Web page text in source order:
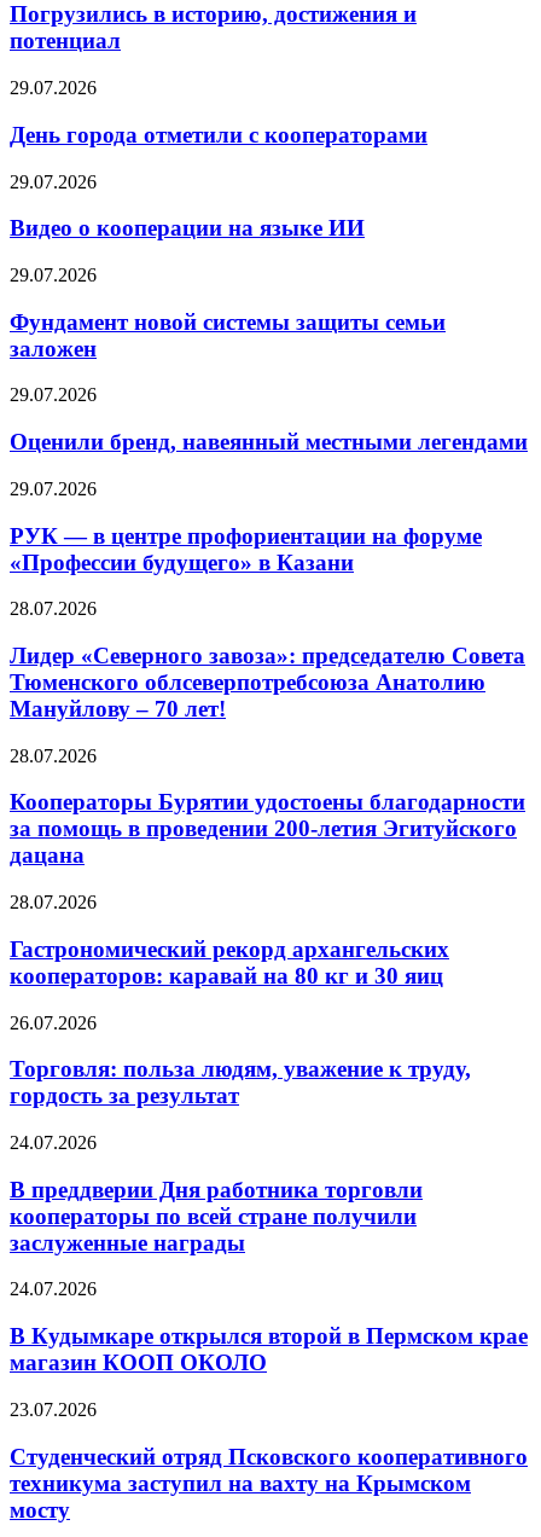
Погрузились в историю, достижения и
потенциал
29.07.2026
День города отметили с кооператорами
29.07.2026
Видео о кооперации на языке ИИ
29.07.2026
Фундамент новой системы защиты семьи
заложен
29.07.2026
Оценили бренд, навеянный местными легендами
29.07.2026
РУК — в центре профориентации на форуме
«Профессии будущего» в Казани
28.07.2026
Лидер «Северного завоза»: председателю Совета
Тюменского облсеверпотребсоюза Анатолию
Мануйлову – 70 лет!
28.07.2026
Кооператоры Бурятии удостоены благодарности
за помощь в проведении 200-летия Эгитуйского
дацана
28.07.2026
Гастрономический рекорд архангельских
кооператоров: каравай на 80 кг и 30 яиц
26.07.2026
Торговля: польза людям, уважение к труду,
гордость за результат
24.07.2026
В преддверии Дня работника торговли
кооператоры по всей стране получили
заслуженные награды
24.07.2026
В Кудымкаре открылся второй в Пермском крае
магазин КООП ОКОЛО
23.07.2026
Студенческий отряд Псковского кооперативного
техникума заступил на вахту на Крымском
мосту